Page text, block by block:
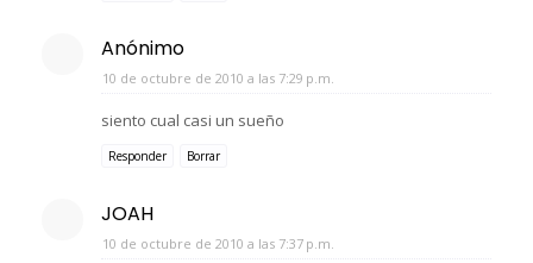
Anónimo
10 de octubre de 2010 a las 7:29 p.m.
siento cual casi un sueño
Responder Borrar
JOAH
10 de octubre de 2010 a las 7:37 p.m.